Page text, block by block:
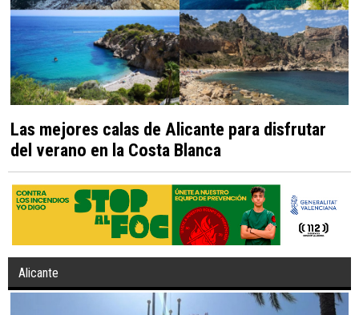
Las mejores calas de Alicante para disfrutar
del verano en la Costa Blanca
Alicante